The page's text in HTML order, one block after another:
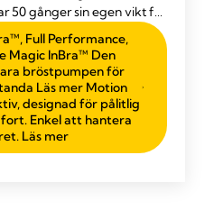
50 gånger sin egen vikt för
Full Performance,
Magic InBra™ Den
bröstpumpen för
Läs mer Motion
designad för pålitlig
Enkel att hantera
Läs mer